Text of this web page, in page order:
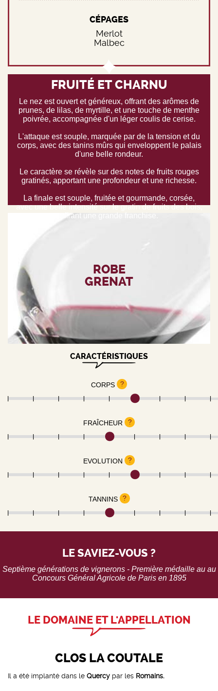
FRUITÉ ET CHARNU
Le nez est ouvert et généreux, offrant des arômes de
prunes, de lilas, de myrtille, et une touche de menthe
poivrée, accompagnée d'un léger coulis de cerise.
L'attaque est souple, marquée par de la tension et du
corps, avec des tanins mûrs qui enveloppent le palais
d'une belle rondeur.
Le caractère se révèle sur des notes de fruits rouges
gratinés, apportant une profondeur et une richesse.
La finale est souple, fruitée et gourmande, corsée,
avec une belle intensité sur le gratin de fruits des bois,
offrant une grande franchise.
ROBE
GRENAT
CÉPAGES
Merlot
Malbec
CARACTÉRISTIQUES
CORPS ?
FRAÎCHEUR ?
EVOLUTION ?
TANNINS ?
LE SAVIEZ-VOUS ?
Septième générations de vignerons - Première médaille au au
Concours Général Agricole de Paris en 1895
LE DOMAINE ET L'APPELLATION
CLOS LA COUTALE
Il a été implanté dans le Quercy par les Romains.